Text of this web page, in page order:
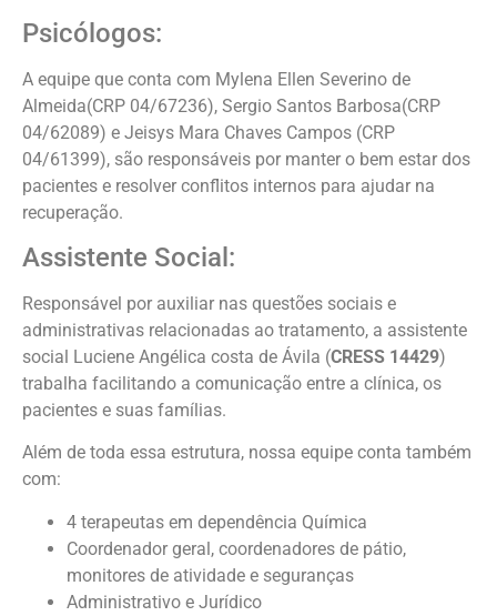
Psicólogos:
A equipe que conta com Mylena Ellen Severino de
Almeida(CRP 04/67236), Sergio Santos Barbosa(CRP
04/62089) e Jeisys Mara Chaves Campos (CRP
04/61399), são responsáveis por manter o bem estar dos
pacientes e resolver conflitos internos para ajudar na
recuperação.
Assistente Social:
Responsável por auxiliar nas questões sociais e
administrativas relacionadas ao tratamento, a assistente
social Luciene Angélica costa de Ávila (CRESS 14429)
trabalha facilitando a comunicação entre a clínica, os
pacientes e suas famílias.
Além de toda essa estrutura, nossa equipe conta também
com:
4 terapeutas em dependência Química
Coordenador geral, coordenadores de pátio,
monitores de atividade e seguranças
Administrativo e Jurídico